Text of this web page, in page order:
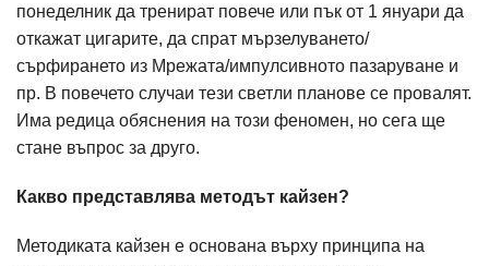
понеделник да тренират повече или пък от 1 януари да
откажат цигарите, да спрат мързелуването/
сърфирането из Мрежата/импулсивното пазаруване и
пр. В повечето случаи тези светли планове се провалят.
Има редица обяснения на този феномен, но сега ще
стане въпрос за друго.
Какво представлява методът кайзен?
Методиката кайзен е основана върху принципа на